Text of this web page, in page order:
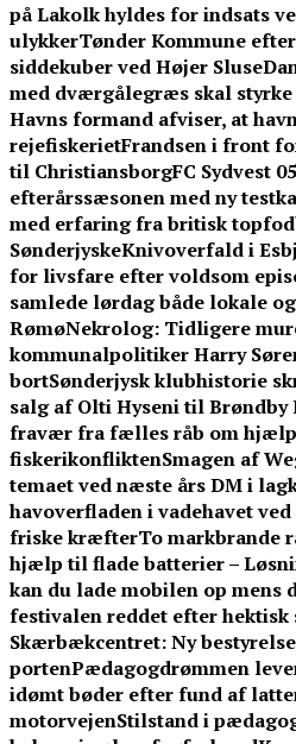
på Lakolk hyldes for indsats
ulykkerTønder Kommune
siddekuber ved Højer Sluse
med dværgålegræs skal styrke
Havns formand afviser, at
rejefiskerietFrandsen i front
til ChristiansborgFC Sydvest
efterårssæsonen med ny
med erfaring fra britisk
SønderjyskeKnivoverfald i
for livsfare efter voldsom
samlede lørdag både lokale
RømøNekrolog: Tidligere
kommunalpolitiker Harry
bortSønderjysk klubhistorie
salg af Olti Hyseni til Brøndby
fravær fra fælles råb om
fiskerikonfliktenSmagen af
temaet ved næste års DM i
havoverfladen i vadehavet
friske kræfterTo markbrande
hjælp til flade batterier –
kan du lade mobilen op mens
festivalen reddet efter
Skærbækcentret: Ny
portenPædagogdrømmen
idømt bøder efter fund af
motorvejenStilstand i